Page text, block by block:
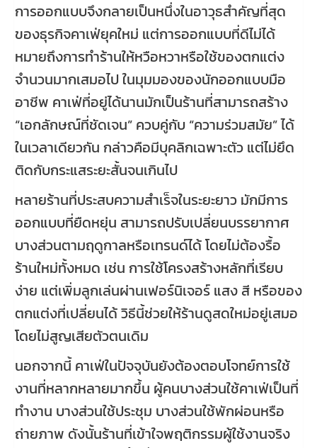
การออกแบบจึงกลายเป็นหนึ่งในอาวุธสำคัญที่สุด
ของธุรกิจคาเฟ่ยุคใหม่ แต่การออกแบบที่ดีไม่ได้
หมายถึงการทำร้านให้หวือหวาหรือใช้ของตกแต่ง
จำนวนมากเสมอไป ในมุมมองของนักออกแบบมือ
อาชีพ คาเฟ่ที่อยู่ได้นานมักเป็นร้านที่สามารถสร้าง
“เอกลักษณ์ที่ชัดเจน” ควบคู่กับ “ความร่วมสมัย” ได้
ในเวลาเดียวกัน กล่าวคือมีบุคลิกเฉพาะตัว แต่ไม่ยึด
ติดกับกระแสระยะสั้นจนเกินไป
หลายร้านที่ประสบความสำเร็จในระยะยาว มักมีการ
ออกแบบที่ยืดหยุ่น สามารถปรับเปลี่ยนบรรยากาศ
บางส่วนตามฤดูกาลหรือเทรนด์ได้ โดยไม่ต้องรื้อ
ร้านใหม่ทั้งหมด เช่น การใช้โครงสร้างหลักที่เรียบ
ง่าย แต่เพิ่มลูกเล่นผ่านเฟอร์นิเจอร์ แสง สี หรือของ
ตกแต่งที่เปลี่ยนได้ วิธีนี้ช่วยให้ร้านดูสดใหม่อยู่เสมอ
โดยไม่สูญเสียตัวตนเดิม
นอกจากนี้ คาเฟ่ในปัจจุบันยังต้องตอบโจทย์การใช้
งานที่หลากหลายมากขึ้น ผู้คนบางส่วนใช้คาเฟ่เป็นที่
ทำงาน บางส่วนใช้ประชุม บางส่วนใช้พักผ่อนหรือ
ถ่ายภาพ ดังนั้นร้านที่เข้าใจพฤติกรรมผู้ใช้งานจริง